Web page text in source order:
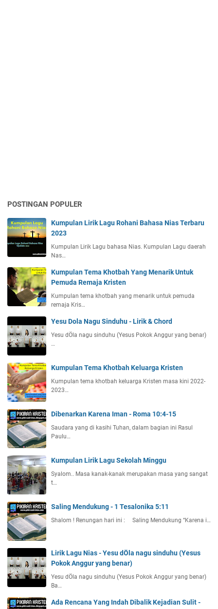
POSTINGAN POPULER
Kumpulan Lirik Lagu Rohani Bahasa Nias Terbaru
2023
Kumpulan Lirik Lagu bahasa Nias. Kumpulan Lagu daerah
Nas…
Kumpulan Tema Khotbah Yang Menarik Untuk
Pemuda Remaja Kristen
Kumpulan tema khotbah yang menarik untuk pemuda
remaja Kris…
Yesu Dola Nagu Sinduhu - Lirik & Chord
Yesu dÖla nagu sinduhu (Yesus Pokok Anggur yang benar)
…
Kumpulan Tema Khotbah Keluarga Kristen
Kumpulan tema khotbah keluarga Kristen masa kini 2022-
2023…
Dibenarkan Karena Iman - Roma 10:4-15
Saudara yang di kasihi Tuhan, dalam bagian ini Rasul
Paulu…
Kumpulan Lirik Lagu Sekolah Minggu
Syalom.. Masa kanak-kanak merupakan masa yang sangat
t…
Saling Mendukung - 1 Tesalonika 5:11
Shalom ! Renungan hari ini : Saling Mendukung “Karena i…
Lirik Lagu Nias - Yesu dÖla nagu sinduhu (Yesus
Pokok Anggur yang benar)
Yesu dÖla nagu sinduhu (Yesus Pokok Anggur yang benar)
Ba…
Ada Rencana Yang Indah Dibalik Kejadian Sulit -